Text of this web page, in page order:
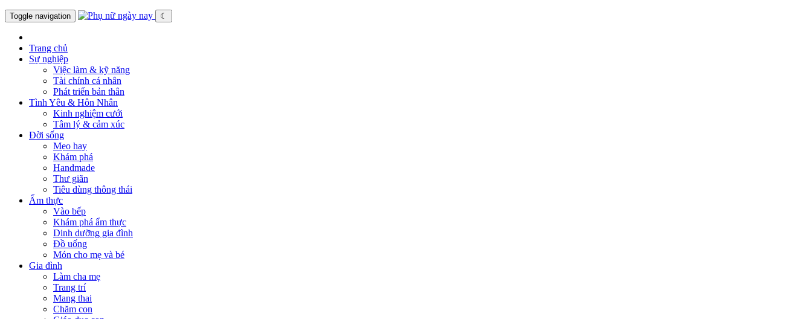
Toggle navigation ☾
Trang chủ
Sự nghiệp
Việc làm & kỹ năng
Tài chính cá nhân
Phát triển bản thân
Tình Yêu & Hôn Nhân
Kinh nghiệm cưới
Tâm lý & cảm xúc
Đời sống
Mẹo hay
Khám phá
Handmade
Thư giãn
Tiêu dùng thông thái
Ẩm thực
Vào bếp
Khám phá ẩm thực
Dinh dưỡng gia đình
Đồ uống
Món cho mẹ và bé
Gia đình
Làm cha mẹ
Trang trí
Mang thai
Chăm con